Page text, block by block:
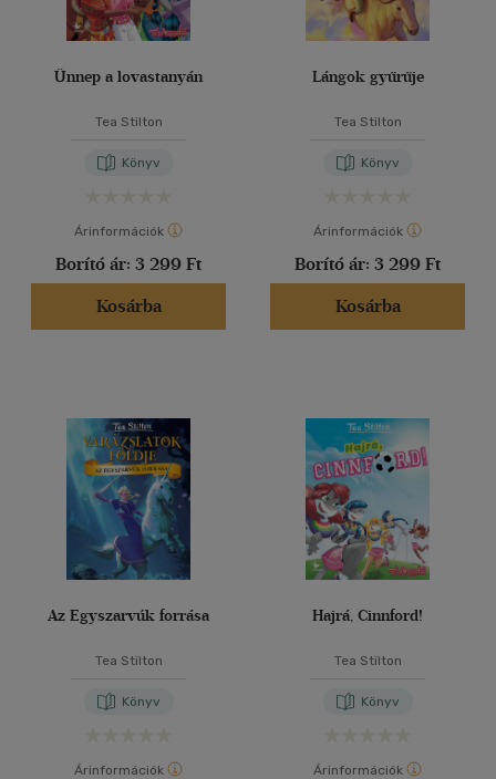
Ünnep a lovastanyán
Tea Stilton
Könyv
Árinformációk
Borító ár: 3 299 Ft
Kosárba
Lángok gyűrűje
Tea Stilton
Könyv
Árinformációk
Borító ár: 3 299 Ft
Kosárba
Az Egyszarvúk forrása
Tea Stilton
Könyv
Árinformációk
Hajrá, Cinnford!
Tea Stilton
Könyv
Árinformációk